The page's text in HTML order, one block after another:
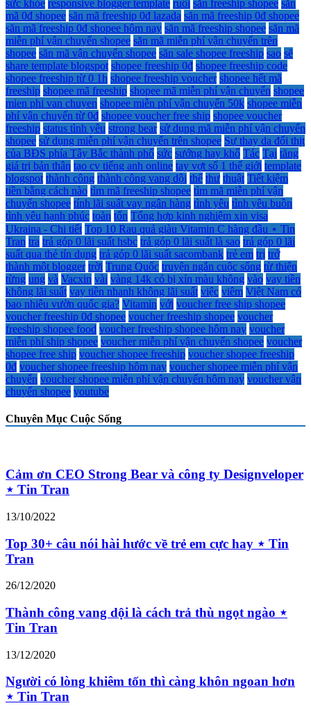
sức khỏe responsive blogger template ruồi săn freeship shopee săn
mã 0đ shopee săn mã freeship 0đ lazada săn mã freeship 0đ shopee
săn mã freeship 0đ shopee hôm nay săn mã freeship shopee săn mã
miễn phí vận chuyển shopee săn mã miễn phí vận chuyển trên
shopee săn mã vận chuyển shopee săn sale shopee freeship sao sẽ
share template blogspot shopee freeship 0đ shopee freeship code
shopee freeship từ 0 1h shopee freeship voucher shopee hết mã
freeship shopee mã freeship shopee mã miễn phí vận chuyển shopee
mien phi van chuyen shopee miễn phí vận chuyển 50k shopee miễn
phí vận chuyển từ 0đ shopee voucher free ship shopee voucher
freeship status tình yêu strong bear sử dụng mã miễn phí vận chuyển
shopee sử dụng miễn phí vận chuyển trên shopee Sự thay da đổi thịt
của BĐS phía Tây Bắc thành phố sức sướng hay khổ Tác Tại tăng
giá trị bản thân tạo cv tiếng anh online tay vợt số 1 thế giới template
blogspot thành công thành công vang dội thế thư thuật Tiết kiệm
tiền bằng cách nào tìm mã freeship shopee tìm mã miễn phí vận
chuyển shopee tính lãi suất vay ngân hàng tình yêu tình yêu buồn
tình yêu hạnh phúc toàn tổn Tổng hợp kinh nghiệm xin visa
Ukraina - Chi tiết Top 10 Rau quả giàu Vitamin C hàng đầu ⋆ Tin
Tran tra trả góp 0 lãi suất hsbc trả góp 0 lãi suất là sao trả góp 0 lãi
suất qua thẻ tín dụng trả góp 0 lãi suất sacombank trẻ em trị trở
thành một blogger trời Trung Quốc truyện ngắn cuộc sống từ thiện
từng ung và Vacxin vài vàng 14k có bị xỉn màu không vào vay tiền
không lãi suất vay tiền nhanh không lãi suất việc viêm Việt Nam có
bao nhiêu vườn quốc gia? Vitamin với voucher free ship shopee
voucher freeship 0đ shopee voucher freeship shopee voucher
freeship shopee food voucher freeship shopee hôm nay voucher
miễn phí ship shopee voucher miễn phí vận chuyển shopee voucher
shopee free ship voucher shopee freeship voucher shopee freeship
0đ voucher shopee freeship hôm nay voucher shopee miễn phí vận
chuyển voucher shopee miễn phí vận chuyển hôm nay voucher vận
chuyển shopee youtube
Chuyên Mục Cuộc Sống
Cảm ơn CEO Strong Bear và công ty Designveloper
⋆ Tin Tran
13/10/2022
Top 30+ câu nói hài hước về trẻ em cực hay ⋆ Tin
Tran
26/12/2020
Thành công vang dội là cách trả thù ngọt ngào ⋆
Tin Tran
13/12/2020
Người có lòng khiêm tốn thì càng khôn ngoan hơn
⋆ Tin Tran